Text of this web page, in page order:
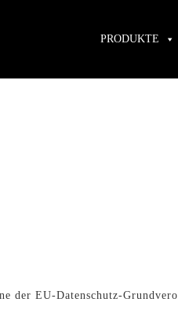
PRODUKTE
der EU-Datenschutz-